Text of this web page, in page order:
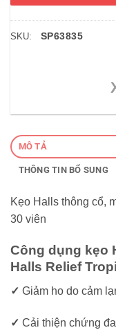
SKU: SP63835
MÔ TẢ
THÔNG TIN BỔ SUNG
Kẹo Halls thông cổ,
30 viên
Công dụng kẹo
Halls Relief
✓ Giảm ho do cảm
✓ Cải thiện chứng